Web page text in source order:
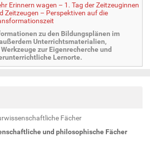
Erinnern wagen – 1. Tag der Zeitzeuginnen
Zeitzeugen – Perspektiven auf die
zu den Bildungsplänen im
Unterrichtsmaterialien,
zur Eigenrecherche und
Lernorte.
Fächer
und philosophische Fächer